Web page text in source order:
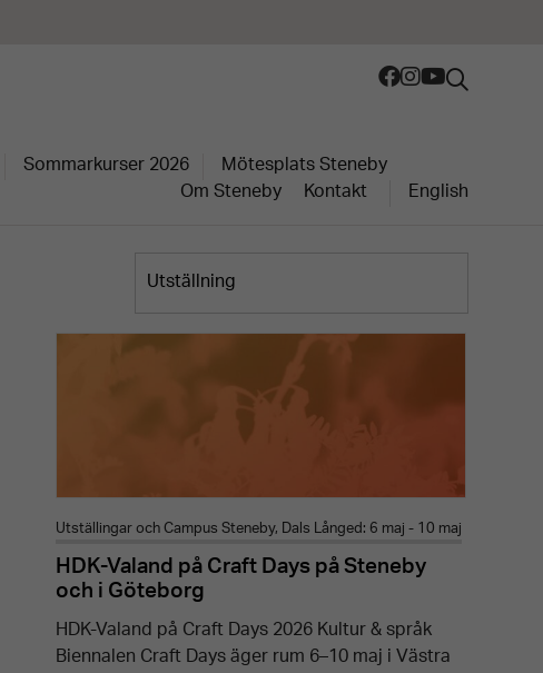
Sommarkurser 2026 Mötesplats Steneby
Om Steneby Kontakt English
Utställingar och Campus Steneby, Dals Långed: 6 maj - 10 maj
HDK-Valand på Craft Days på Steneby
och i Göteborg
HDK-Valand på Craft Days 2026 Kultur & språk
Biennalen Craft Days äger rum 6–10 maj i Västra